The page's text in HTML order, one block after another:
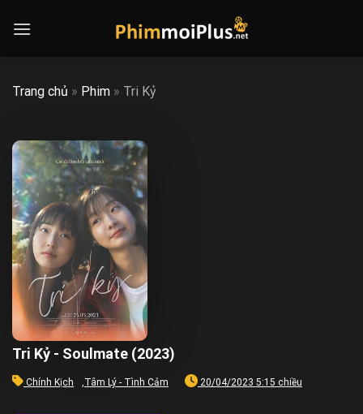
Trang chủ » Phim » Tri Kỷ
Tri Kỷ - Soulmate (2023)
Chính Kịch Tâm Lý - Tình Cảm 20/04/2023 5:15 chiều